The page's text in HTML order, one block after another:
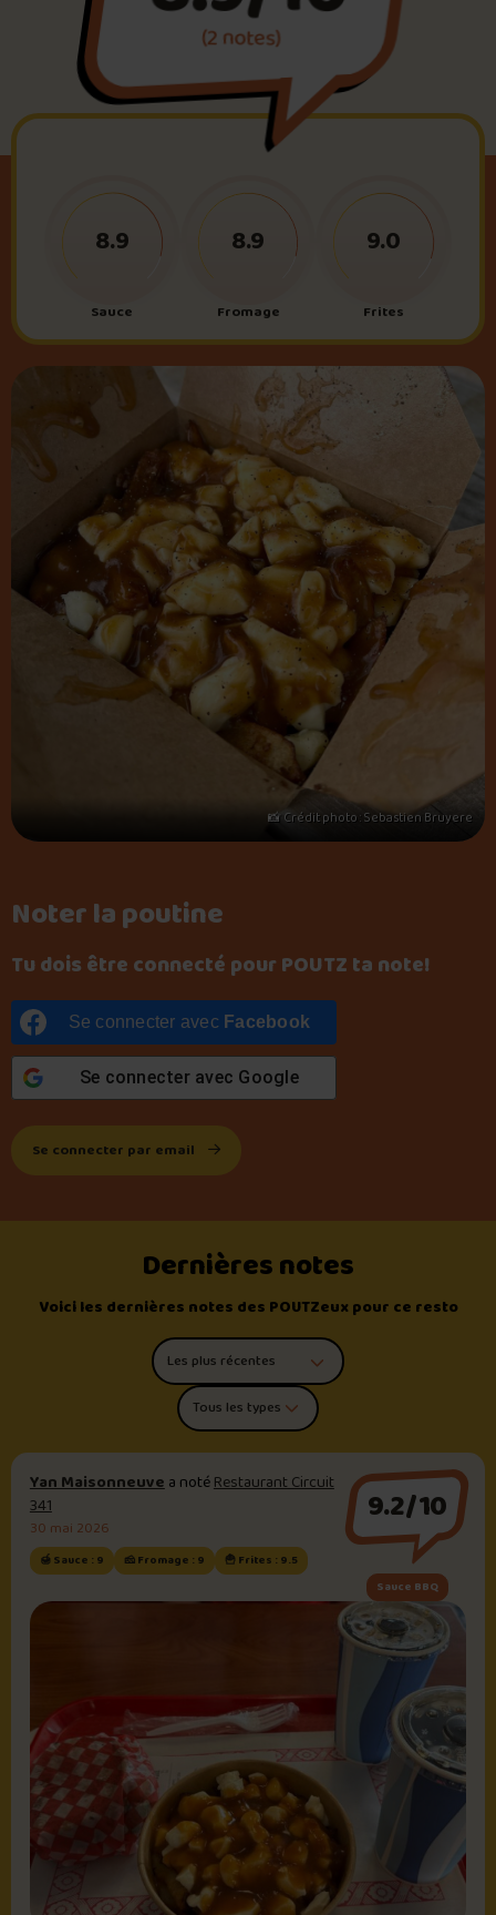
Foire aux questions
Me connecter
(2 notes)
Noter la poutine
Tu dois être connecté pour POUTZ ta note!
Se connecter avec Facebook
Se connecter avec Google
Se connecter par email
Sauce
8.9
Fromage
8.9
Frites
9.0
📸 Crédit photo : Sebastien Bruyere
Dernières notes
Voici les dernières notes des POUTZeux pour ce resto
Trier les commentaires
Filtrer par type de poutine
Yan Maisonneuvea notéRestaurant Circuit
341
30 mai 2026
🍯 Sauce : 9 🧀 Fromage : 9 🍟 Frites : 9.5
9.2/10
Sauce BBQ